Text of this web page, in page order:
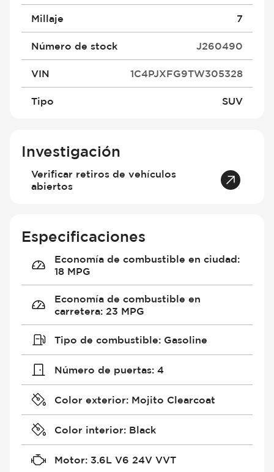
Millaje 7
Número de stock J260490
VIN 1C4PJXFG9TW305328
Tipo SUV
Investigación
Verificar retiros de vehículos
abiertos
Especificaciones
Economía de combustible en ciudad:
18 MPG
Economía de combustible en
carretera: 23 MPG
Tipo de combustible: Gasoline
Número de puertas: 4
Color exterior: Mojito Clearcoat
Color interior: Black
Motor: 3.6L V6 24V VVT